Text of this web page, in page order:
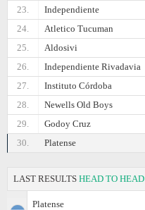
23.
Independiente
24.
Atletico Tucuman
25.
Aldosivi
26.
Independiente Rivadavia
27.
Instituto Córdoba
28.
Newells Old Boys
29.
Godoy Cruz
30.
Platense
LAST RESULTS HEAD TO HEAD
Platense